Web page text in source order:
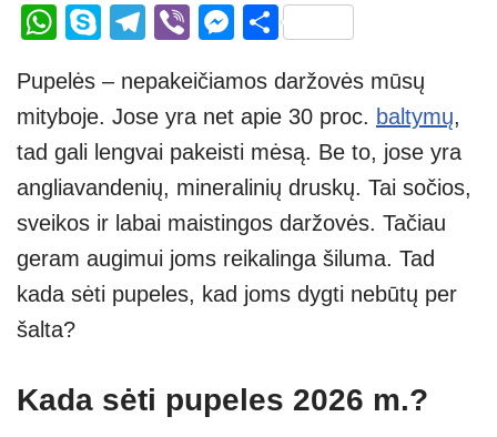
W
at
s
A
p
p
S
p
e
T
e
gr
a
m
Vi
er
M
ss
e
n
g
er
S
ar
e
Pupelės – nepakeičiamos daržovės mūsų
mityboje. Jose yra net apie 30 proc. baltymų,
tad gali lengvai pakeisti mėsą. Be to, jose yra
angliavandenių, mineralinių druskų. Tai sočios,
sveikos ir labai maistingos daržovės. Tačiau
geram augimui joms reikalinga šiluma. Tad
kada sėti pupeles, kad joms dygti nebūtų per
šalta?
Kada sėti pupeles 2026 m.?